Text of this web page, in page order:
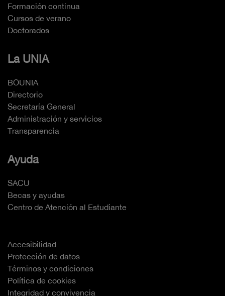
Formación continua
Cursos de verano
Doctorados
La UNIA
BOUNIA
Directorio
Secretaría General
Administración y servicios
Transparencia
Ayuda
SACU
Becas y ayudas
Centro de Atención al Estudiante
Accesibilidad
Protección de datos
Términos y condiciones
Política de cookies
Integridad y convivencia